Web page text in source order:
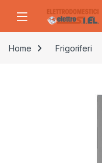
Home Frigoriferi